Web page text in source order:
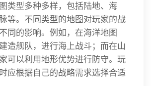
类型多种多样，包括陆地、海
等。不同类型的地图对玩家的战
同的影响。例如，在海洋地图
造舰队，进行海上战斗；而在山
可以利用地形优势进行防守。玩
应根据自己的战略需求选择合适